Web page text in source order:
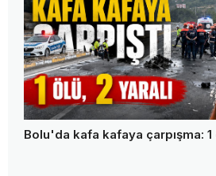
Bolu'da kafa kafaya çarpışma: 1